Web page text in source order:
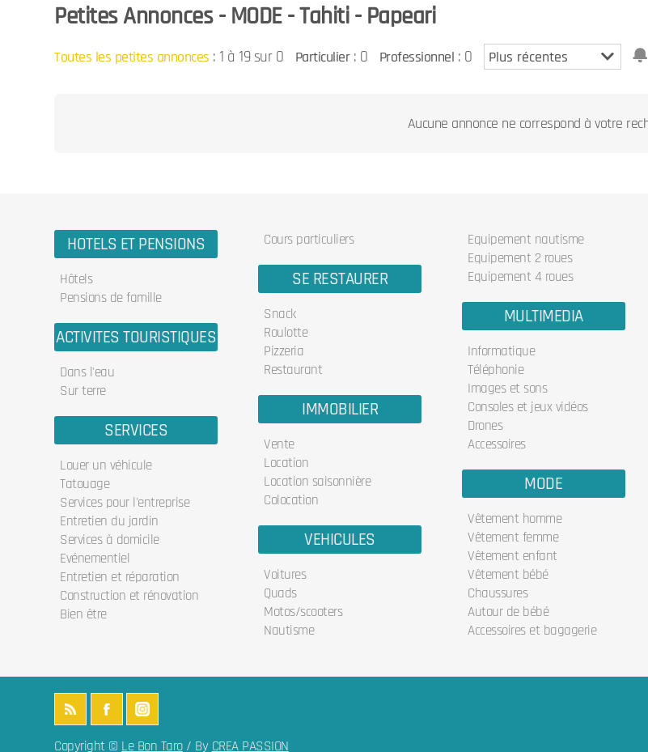
Petites Annonces - MODE - Tahiti - Papeari
Toutes les petites annonces :1 à 19 sur 0 Particulier: 0 Professionnel : 0
Aucune annonce ne correspond à votre
HOTELS ET PENSIONS
Hôtels
Pensions de famille
ACTIVITES TOURISTIQUES
Dans l'eau
Sur terre
SERVICES
Louer un véhicule
Tatouage
Services pour l'entreprise
Entretien du jardin
Services à domicile
Evénementiel
Entretien et réparation
Construction et rénovation
Bien être
Cours particuliers
SE RESTAURER
Snack
Roulotte
Pizzeria
Restaurant
IMMOBILIER
Vente
Location
Location saisonnière
Colocation
VEHICULES
Voitures
Quads
Motos/scooters
Nautisme
Equipement nautisme
Equipement 2 roues
Equipement 4 roues
MULTIMEDIA
Informatique
Téléphonie
Images et sons
Consoles et jeux vidéos
Drones
Accessoires
MODE
Vêtement homme
Vêtement femme
Vêtement enfant
Vêtement bébé
Chaussures
Autour de bébé
Accessoires et bagagerie
Copyright © Le Bon Taro/ By CREA PASSION